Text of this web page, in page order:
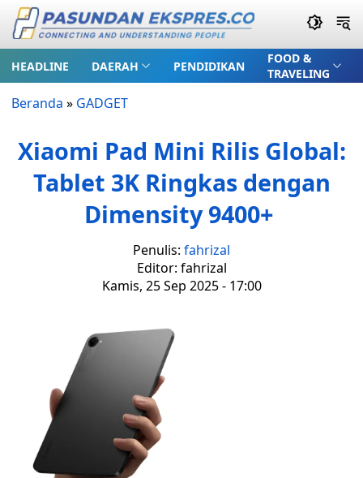
HEADLINE DAERAH PENDIDIKAN
FOOD &
TRAVELING
Beranda » GADGET
Xiaomi Pad Mini Rilis Global:
Tablet 3K Ringkas dengan
Dimensity 9400+
Penulis: fahrizal
Editor: fahrizal
Kamis, 25 Sep 2025 - 17:00